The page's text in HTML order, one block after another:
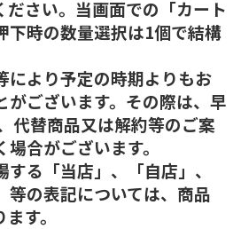
ださい。当画面での「カート
下時の数量選択は1個で結構
より予定の時期よりもお
がございます。その際は、早
代替商品又は解約等のご案
合がございます。
る「当店」、「自店」、
等の表記については、商品
す。